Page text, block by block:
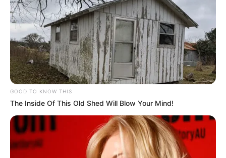
GOOD TO KNOW THIS
The Inside Of This Old Shed Will Blow Your Mind!